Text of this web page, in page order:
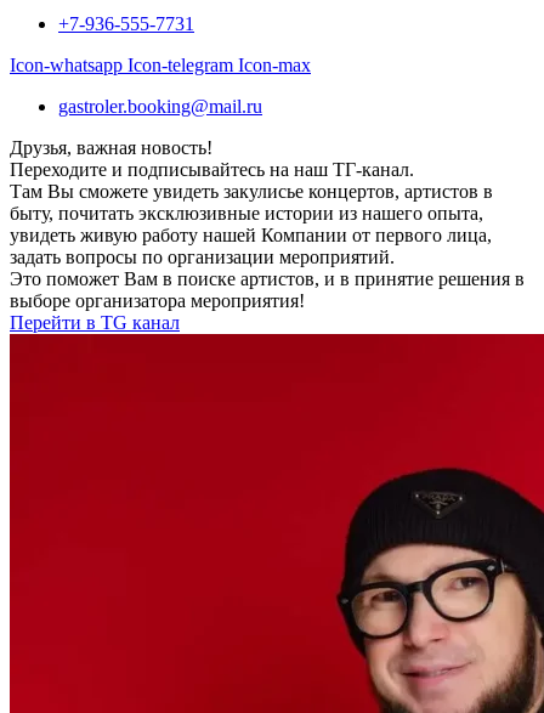
+7-936-555-7731
Icon-whatsapp Icon-telegram Icon-max
gastroler.booking@mail.ru
Друзья, важная новость!
Переходите и подписывайтесь на наш ТГ-канал.
Там Вы сможете увидеть закулисье концертов, артистов в
быту, почитать эксклюзивные истории из нашего опыта,
увидеть живую работу нашей Компании от первого лица,
задать вопросы по организации мероприятий.
Это поможет Вам в поиске артистов, и в принятие решения в
выборе организатора мероприятия!
Перейти в TG канал